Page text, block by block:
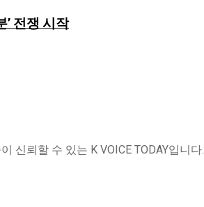
’ 전쟁 시작
신뢰할 수 있는 K VOICE TODAY입니다.